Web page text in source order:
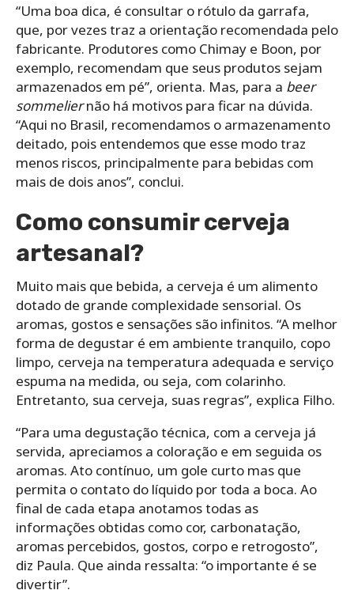
“Uma boa dica, é consultar o rótulo da garrafa,
que, por vezes traz a orientação recomendada pelo
fabricante. Produtores como Chimay e Boon, por
exemplo, recomendam que seus produtos sejam
armazenados em pé”, orienta. Mas, para a beer
sommeliernão há motivos para ficar na dúvida.
“Aqui no Brasil, recomendamos o armazenamento
deitado, pois entendemos que esse modo traz
menos riscos, principalmente para bebidas com
mais de dois anos”, conclui.
Como consumir cerveja
artesanal?
Muito mais que bebida, a cerveja é um alimento
dotado de grande complexidade sensorial. Os
aromas, gostos e sensações são infinitos. “A melhor
forma de degustar é em ambiente tranquilo, copo
limpo, cerveja na temperatura adequada e serviço
espuma na medida, ou seja, com colarinho.
Entretanto, sua cerveja, suas regras”, explica Filho.
“Para uma degustação técnica, com a cerveja já
servida, apreciamos a coloração e em seguida os
aromas. Ato contínuo, um gole curto mas que
permita o contato do líquido por toda a boca. Ao
final de cada etapa anotamos todas as
informações obtidas como cor, carbonatação,
aromas percebidos, gostos, corpo e retrogosto”,
diz Paula. Que ainda ressalta: “o importante é se
divertir”.